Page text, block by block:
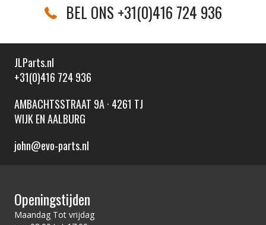
BEL ONS +31(0)416 724 936
JLParts.nl
+31(0)416 724 936
AMBACHTSSTRAAT 9A · 4261 TJ
WIJK EN AALBURG
john@evo-parts.nl
Openingstijden
Maandag Tot vrijdag